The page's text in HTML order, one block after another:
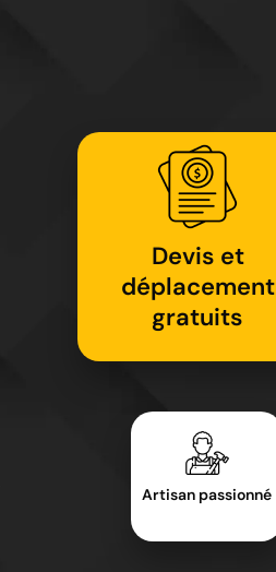
Devis et
déplacement
gratuits
Artisan passionné